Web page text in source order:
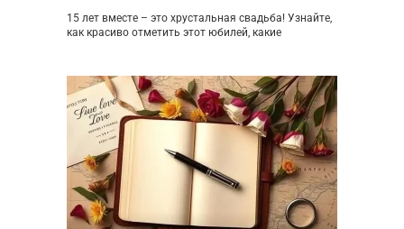
15 лет вместе – это хрустальная свадьба! Узнайте,
как красиво отметить этот юбилей, какие